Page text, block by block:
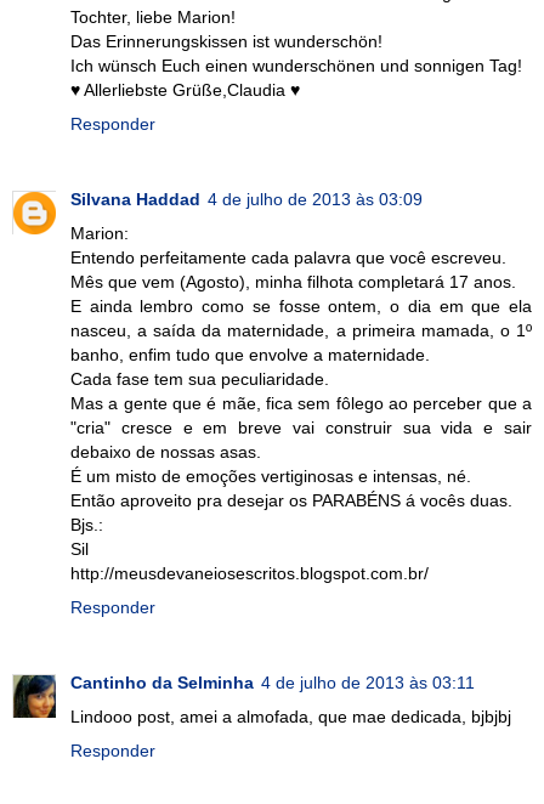
Tochter, liebe Marion!
Das Erinnerungskissen ist wunderschön!
Ich wünsch Euch einen wunderschönen und sonnigen Tag!
♥ Allerliebste Grüße,Claudia ♥
Responder
Silvana Haddad 4 de julho de 2013 às 03:09
Marion:
Entendo perfeitamente cada palavra que você escreveu.
Mês que vem (Agosto), minha filhota completará 17 anos.
E ainda lembro como se fosse ontem, o dia em que ela
nasceu, a saída da maternidade, a primeira mamada, o 1º
banho, enfim tudo que envolve a maternidade.
Cada fase tem sua peculiaridade.
Mas a gente que é mãe, fica sem fôlego ao perceber que a
"cria" cresce e em breve vai construir sua vida e sair
debaixo de nossas asas.
É um misto de emoções vertiginosas e intensas, né.
Então aproveito pra desejar os PARABÉNS á vocês duas.
Bjs.:
Sil
http://meusdevaneiosescritos.blogspot.com.br/
Responder
Cantinho da Selminha 4 de julho de 2013 às 03:11
Lindooo post, amei a almofada, que mae dedicada, bjbjbj
Responder